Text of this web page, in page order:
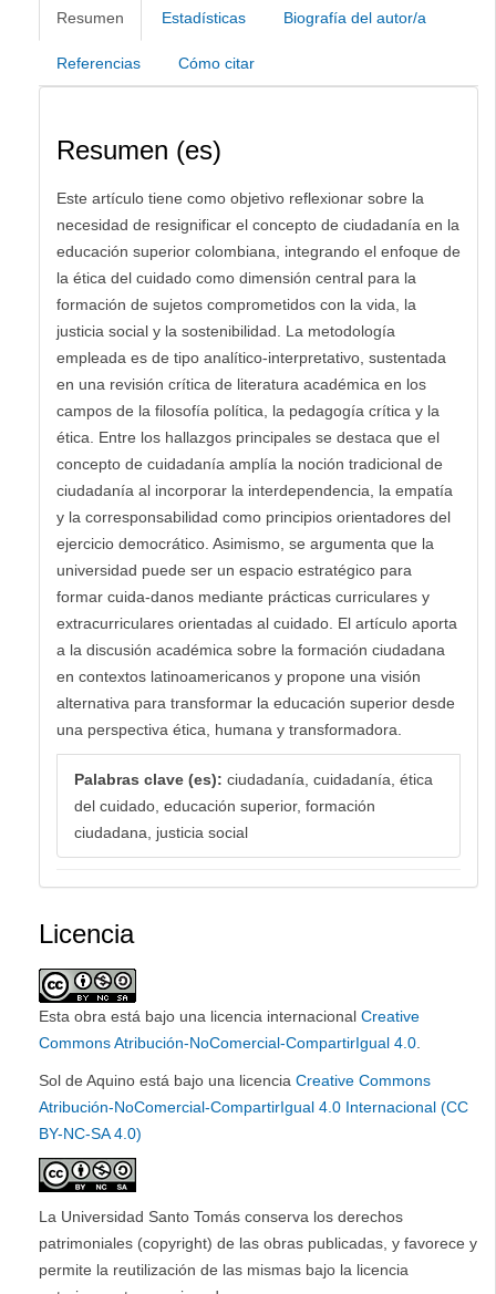
Resumen Estadísticas Biografía del autor/a
Referencias Cómo citar
Resumen (es)
Este artículo tiene como objetivo reflexionar sobre la
necesidad de resignificar el concepto de ciudadanía en la
educación superior colombiana, integrando el enfoque de
la ética del cuidado como dimensión central para la
formación de sujetos comprometidos con la vida, la
justicia social y la sostenibilidad. La metodología
empleada es de tipo analítico-interpretativo, sustentada
en una revisión crítica de literatura académica en los
campos de la filosofía política, la pedagogía crítica y la
ética. Entre los hallazgos principales se destaca que el
concepto de cuidadanía amplía la noción tradicional de
ciudadanía al incorporar la interdependencia, la empatía
y la corresponsabilidad como principios orientadores del
ejercicio democrático. Asimismo, se argumenta que la
universidad puede ser un espacio estratégico para
formar cuida-danos mediante prácticas curriculares y
extracurriculares orientadas al cuidado. El artículo aporta
a la discusión académica sobre la formación ciudadana
en contextos latinoamericanos y propone una visión
alternativa para transformar la educación superior desde
una perspectiva ética, humana y transformadora.
Palabras clave (es): ciudadanía, cuidadanía, ética
del cuidado, educación superior, formación
ciudadana, justicia social
Licencia
Esta obra está bajo una licencia internacional Creative
Commons Atribución-NoComercial-CompartirIgual 4.0
Sol de Aquino está bajo una licencia Creative Commons
Atribución-NoComercial-CompartirIgual 4.0 Internacional (CC
BY-NC-SA 4.0)
La Universidad Santo Tomás conserva los derechos
patrimoniales (copyright) de las obras publicadas, y favorece y
permite la reutilización de las mismas bajo la licencia